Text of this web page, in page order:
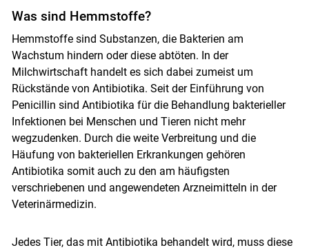
Was sind Hemmstoffe?
Hemmstoffe sind Substanzen, die Bakterien am
Wachstum hindern oder diese abtöten. In der
Milchwirtschaft handelt es sich dabei zumeist um
Rückstände von Antibiotika. Seit der Einführung von
Penicillin sind Antibiotika für die Behandlung bakterieller
Infektionen bei Menschen und Tieren nicht mehr
wegzudenken. Durch die weite Verbreitung und die
Häufung von bakteriellen Erkrankungen gehören
Antibiotika somit auch zu den am häufigsten
verschriebenen und angewendeten Arzneimitteln in der
Veterinärmedizin.
Jedes Tier, das mit Antibiotika behandelt wird, muss diese